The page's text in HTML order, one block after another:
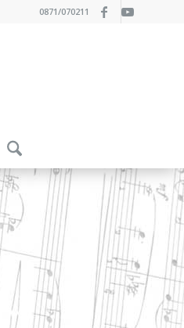
0871/070211